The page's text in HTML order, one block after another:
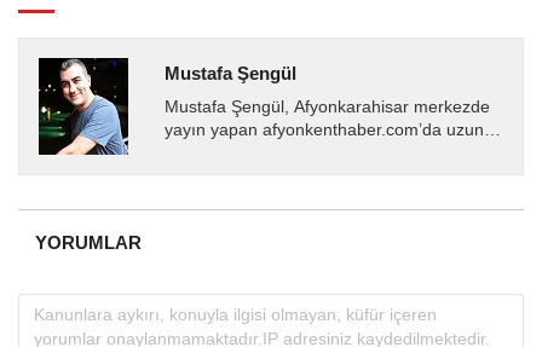
Mustafa Şengül
Mustafa Şengül, Afyonkarahisar merkezde
yayın yapan afyonkenthaber.com’da uzun
almakta, haber akışı...
YORUMLAR